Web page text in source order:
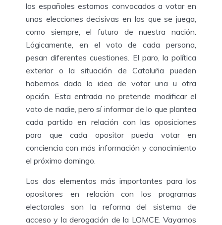
los españoles estamos convocados a votar en
unas elecciones decisivas en las que se juega,
como siempre, el futuro de nuestra nación.
Lógicamente, en el voto de cada persona,
pesan diferentes cuestiones. El paro, la política
exterior o la situación de Cataluña pueden
habernos dado la idea de votar una u otra
opción. Esta entrada no pretende modificar el
voto de nadie, pero sí informar de lo que plantea
cada partido en relación con las oposiciones
para que cada opositor pueda votar en
conciencia con más información y conocimiento
el próximo domingo.
Los dos elementos más importantes para los
opositores en relación con los programas
electorales son la reforma del sistema de
acceso y la derogación de la LOMCE. Vayamos